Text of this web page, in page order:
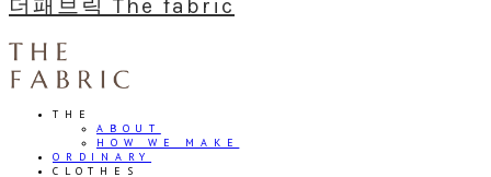
더패브릭 The fabric
THE
ABOUT
HOW WE MAKE
ORDINARY
CLOTHES